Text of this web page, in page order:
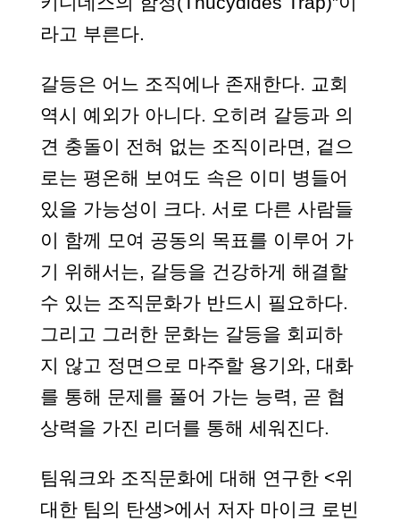
라고 부른다.
갈등은 어느 조직에나 존재한다. 교회
역시 예외가 아니다. 오히려 갈등과 의
견 충돌이 전혀 없는 조직이라면, 겉으
로는 평온해 보여도 속은 이미 병들어
있을 가능성이 크다. 서로 다른 사람들
이 함께 모여 공동의 목표를 이루어 가
기 위해서는, 갈등을 건강하게 해결할
수 있는 조직문화가 반드시 필요하다.
그리고 그러한 문화는 갈등을 회피하
지 않고 정면으로 마주할 용기와, 대화
를 통해 문제를 풀어 가는 능력, 곧 협
상력을 가진 리더를 통해 세워진다.
팀워크와 조직문화에 대해 연구한 <위
대한 팀의 탄생>에서 저자 마이크 로빈